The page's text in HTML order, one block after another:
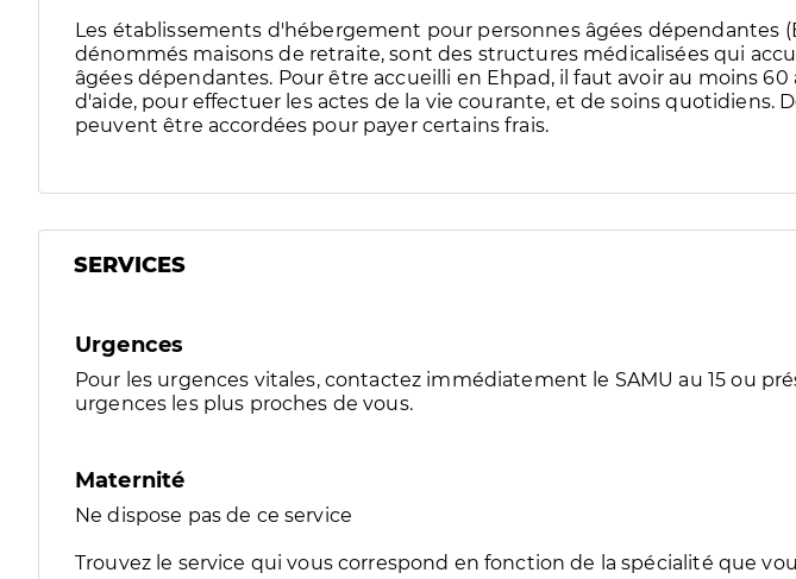
Les établissements d'hébergement pour personnes âgées dépendantes
dénommés maisons de retraite, sont des structures médicalisées qui
âgées dépendantes. Pour être accueilli en Ehpad, il faut avoir au moins 60
d'aide, pour effectuer les actes de la vie courante, et de soins quotidiens.
peuvent être accordées pour payer certains frais.
SERVICES
Urgences
Pour les urgences vitales, contactez immédiatement le SAMU au 15 ou
urgences les plus proches de vous.
Maternité
Ne dispose pas de ce service
Trouvez le service qui vous correspond en fonction de la spécialité que